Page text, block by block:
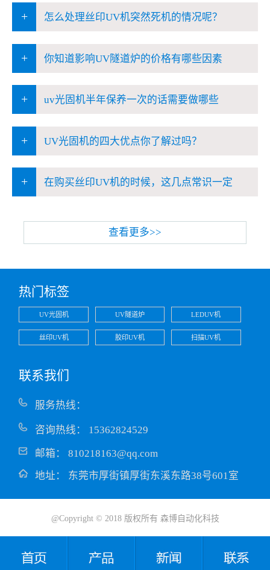
+ 怎么处理丝印UV机突然死机的情况呢？
+ 你知道影响UV隧道炉的价格有哪些因素
+ uv光固机半年保养一次的话需要做哪些
+ UV光固机的四大优点你了解过吗？
+ 在购买丝印UV机的时候，这几点常识一定
查看更多>>
热门标签
UV光固机 UV隧道炉 LEDUV机
丝印UV机 胶印UV机 扫描UV机
联系我们
服务热线：
咨询热线： 15362824529
邮箱： 810218163@qq.com
地址： 东莞市厚街镇厚街东溪东路38号601室
@Copyright © 2018 版权所有 森博自动化科技